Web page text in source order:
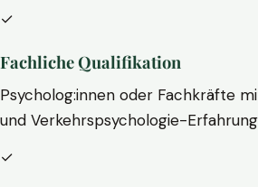
✓
Fachliche Qualifikation
Psycholog:innen oder Fachkräfte
und Verkehrspsychologie-
✓